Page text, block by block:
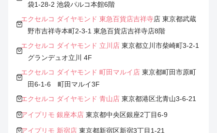
袋1-28-2 池袋パルコ本館6階
エクセルコ ダイヤモンド 東急百貨店吉祥寺店 東京都武蔵
野市吉祥寺本町2-3-1 東急百貨店吉祥寺店8階
エクセルコ ダイヤモンド 立川店 東京都立川市柴崎町3-2-1
グランデュオ立川 4F
エクセルコ ダイヤモンド 町田マルイ店 東京都町田市原町
田6-1-6 町田マルイ3F
エクセルコ ダイヤモンド 青山店 東京都港区北青山3-6-21
アイプリモ 銀座本店 東京都中央区銀座2丁目6-9
アイプリモ 新宿店 東京都新宿区新宿3丁目1-21